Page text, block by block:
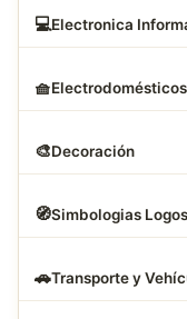
💻Electronica
🧺Electrodomésticos
🎨Decoración
🧭Simbologias Logos
🚗Transporte y